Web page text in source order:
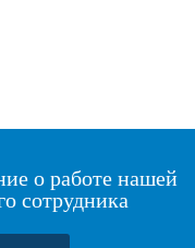
о работе нашей
сотрудника